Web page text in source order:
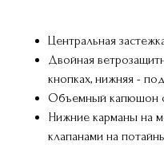
Центральная
Двойная
кнопках, нижняя -
Объемный капюшон
Нижние карманы на
клапанами на